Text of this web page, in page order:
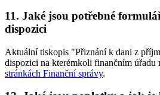
11. Jaké jsou potřebné
dispozici
Aktuální tiskopis "Přiznání k dani z
dispozici na kterémkoli finančním úřadu
stránkách Finanční správy.